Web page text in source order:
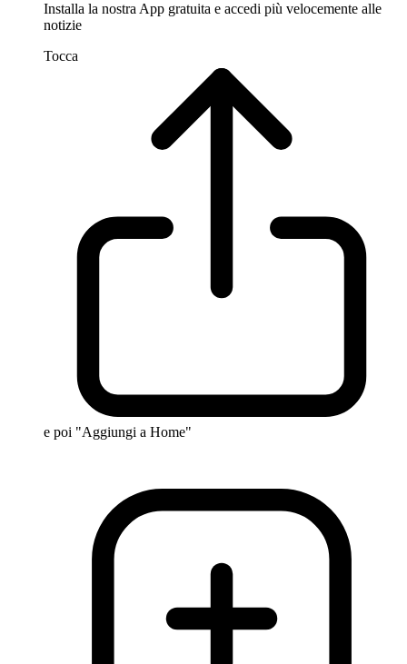
Installa la nostra App gratuita e accedi più velocemente alle
notizie
Tocca
e poi "Aggiungi a Home"